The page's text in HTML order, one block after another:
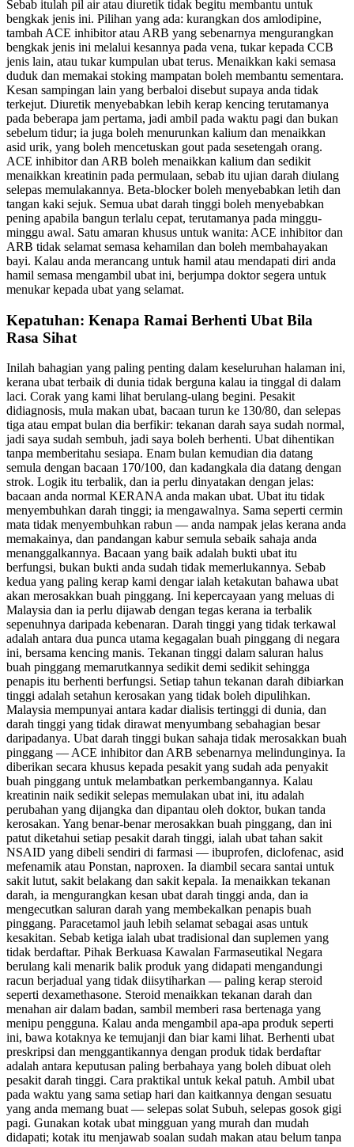
Sebab itulah pil air atau diuretik tidak begitu membantu untuk
bengkak jenis ini. Pilihan yang ada: kurangkan dos amlodipine,
tambah ACE inhibitor atau ARB yang sebenarnya mengurangkan
bengkak jenis ini melalui kesannya pada vena, tukar kepada CCB
jenis lain, atau tukar kumpulan ubat terus. Menaikkan kaki semasa
duduk dan memakai stoking mampatan boleh membantu sementara.
Kesan sampingan lain yang berbaloi disebut supaya anda tidak
terkejut. Diuretik menyebabkan lebih kerap kencing terutamanya
pada beberapa jam pertama, jadi ambil pada waktu pagi dan bukan
sebelum tidur; ia juga boleh menurunkan kalium dan menaikkan
asid urik, yang boleh mencetuskan gout pada sesetengah orang.
ACE inhibitor dan ARB boleh menaikkan kalium dan sedikit
menaikkan kreatinin pada permulaan, sebab itu ujian darah diulang
selepas memulakannya. Beta-blocker boleh menyebabkan letih dan
tangan kaki sejuk. Semua ubat darah tinggi boleh menyebabkan
pening apabila bangun terlalu cepat, terutamanya pada minggu-
minggu awal. Satu amaran khusus untuk wanita: ACE inhibitor dan
ARB tidak selamat semasa kehamilan dan boleh membahayakan
bayi. Kalau anda merancang untuk hamil atau mendapati diri anda
hamil semasa mengambil ubat ini, berjumpa doktor segera untuk
menukar kepada ubat yang selamat.
Kepatuhan: Kenapa Ramai Berhenti Ubat Bila
Rasa Sihat
Inilah bahagian yang paling penting dalam keseluruhan halaman ini,
kerana ubat terbaik di dunia tidak berguna kalau ia tinggal di dalam
laci. Corak yang kami lihat berulang-ulang begini. Pesakit
didiagnosis, mula makan ubat, bacaan turun ke 130/80, dan selepas
tiga atau empat bulan dia berfikir: tekanan darah saya sudah normal,
jadi saya sudah sembuh, jadi saya boleh berhenti. Ubat dihentikan
tanpa memberitahu sesiapa. Enam bulan kemudian dia datang
semula dengan bacaan 170/100, dan kadangkala dia datang dengan
strok. Logik itu terbalik, dan ia perlu dinyatakan dengan jelas:
bacaan anda normal KERANA anda makan ubat. Ubat itu tidak
menyembuhkan darah tinggi; ia mengawalnya. Sama seperti cermin
mata tidak menyembuhkan rabun — anda nampak jelas kerana anda
memakainya, dan pandangan kabur semula sebaik sahaja anda
menanggalkannya. Bacaan yang baik adalah bukti ubat itu
berfungsi, bukan bukti anda sudah tidak memerlukannya. Sebab
kedua yang paling kerap kami dengar ialah ketakutan bahawa ubat
akan merosakkan buah pinggang. Ini kepercayaan yang meluas di
Malaysia dan ia perlu dijawab dengan tegas kerana ia terbalik
sepenuhnya daripada kebenaran. Darah tinggi yang tidak terkawal
adalah antara dua punca utama kegagalan buah pinggang di negara
ini, bersama kencing manis. Tekanan tinggi dalam saluran halus
buah pinggang memarutkannya sedikit demi sedikit sehingga
penapis itu berhenti berfungsi. Setiap tahun tekanan darah dibiarkan
tinggi adalah setahun kerosakan yang tidak boleh dipulihkan.
Malaysia mempunyai antara kadar dialisis tertinggi di dunia, dan
darah tinggi yang tidak dirawat menyumbang sebahagian besar
daripadanya. Ubat darah tinggi bukan sahaja tidak merosakkan buah
pinggang — ACE inhibitor dan ARB sebenarnya melindunginya. Ia
diberikan secara khusus kepada pesakit yang sudah ada penyakit
buah pinggang untuk melambatkan perkembangannya. Kalau
kreatinin naik sedikit selepas memulakan ubat ini, itu adalah
perubahan yang dijangka dan dipantau oleh doktor, bukan tanda
kerosakan. Yang benar-benar merosakkan buah pinggang, dan ini
patut diketahui setiap pesakit darah tinggi, ialah ubat tahan sakit
NSAID yang dibeli sendiri di farmasi — ibuprofen, diclofenac, asid
mefenamik atau Ponstan, naproxen. Ia diambil secara santai untuk
sakit lutut, sakit belakang dan sakit kepala. Ia menaikkan tekanan
darah, ia mengurangkan kesan ubat darah tinggi anda, dan ia
mengecutkan saluran darah yang membekalkan penapis buah
pinggang. Paracetamol jauh lebih selamat sebagai asas untuk
kesakitan. Sebab ketiga ialah ubat tradisional dan suplemen yang
tidak berdaftar. Pihak Berkuasa Kawalan Farmaseutikal Negara
berulang kali menarik balik produk yang didapati mengandungi
racun berjadual yang tidak diisytiharkan — paling kerap steroid
seperti dexamethasone. Steroid menaikkan tekanan darah dan
menahan air dalam badan, sambil memberi rasa bertenaga yang
menipu pengguna. Kalau anda mengambil apa-apa produk seperti
ini, bawa kotaknya ke temujanji dan biar kami lihat. Berhenti ubat
preskripsi dan menggantikannya dengan produk tidak berdaftar
adalah antara keputusan paling berbahaya yang boleh dibuat oleh
pesakit darah tinggi. Cara praktikal untuk kekal patuh. Ambil ubat
pada waktu yang sama setiap hari dan kaitkannya dengan sesuatu
yang anda memang buat — selepas solat Subuh, selepas gosok gigi
pagi. Gunakan kotak ubat mingguan yang murah dan mudah
didapati; kotak itu menjawab soalan sudah makan atau belum tanpa